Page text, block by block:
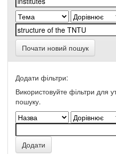
Почати новий пошук
Додати фільтри:
Використовуйте фільтри для
пошуку.